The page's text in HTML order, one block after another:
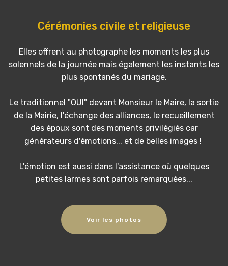
Cérémonies civile et religieuse
Elles offrent au photographe les moments les plus
solennels de la journée mais également les instants les
plus spontanés du mariage.
Le traditionnel "OUI" devant Monsieur le Maire, la sortie
de la Mairie, l'échange des alliances, le recueillement
des époux sont des moments privilégiés car
générateurs d'émotions... et de belles images !
L'émotion est aussi dans l'assistance où quelques
petites larmes sont parfois remarquées...
Voir les photos